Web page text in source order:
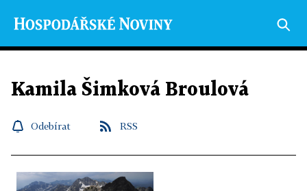
Kamila Šimková Broulová
Odebírat RSS